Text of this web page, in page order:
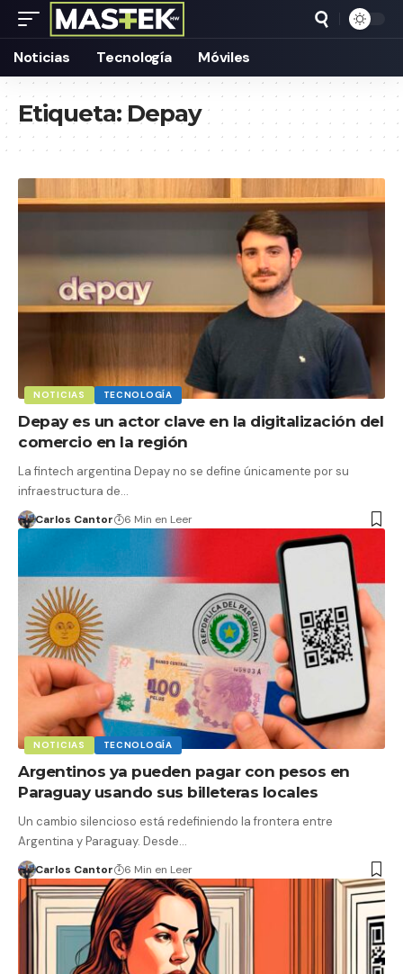
Noticias Tecnología Móviles
Etiqueta:Depay
NOTICIAS TECNOLOGÍA
Depay es un actor clave en la digitalización del
comercio en la región
La fintech argentina Depay no se define únicamente por su
infraestructura de…
Carlos Cantor 6 Min en Leer
NOTICIAS TECNOLOGÍA
Argentinos ya pueden pagar con pesos en
Paraguay usando sus billeteras locales
Un cambio silencioso está redefiniendo la frontera entre
Argentina y Paraguay. Desde…
Carlos Cantor 6 Min en Leer